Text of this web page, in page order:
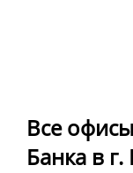
Все
Банка в